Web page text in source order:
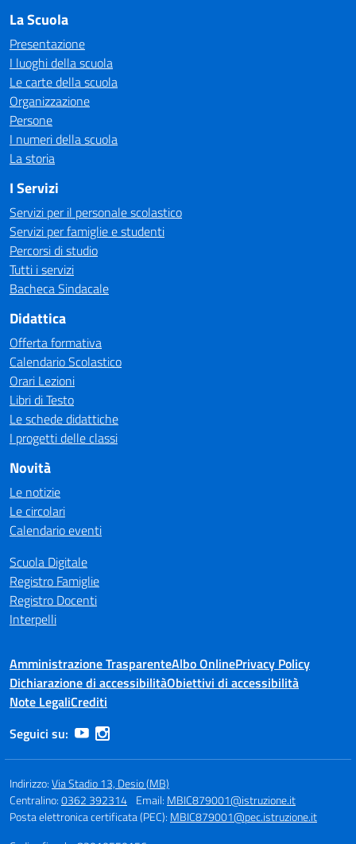
La Scuola
Presentazione
I luoghi della scuola
Le carte della scuola
Organizzazione
Persone
I numeri della scuola
La storia
I Servizi
Servizi per il personale scolastico
Servizi per famiglie e studenti
Percorsi di studio
Tutti i servizi
Bacheca Sindacale
Didattica
Offerta formativa
Calendario Scolastico
Orari Lezioni
Libri di Testo
Le schede didattiche
I progetti delle classi
Novità
Le notizie
Le circolari
Calendario eventi
Scuola Digitale
Registro Famiglie
Registro Docenti
Interpelli
Amministrazione TrasparenteAlbo OnlinePrivacy Policy
Dichiarazione di accessibilitàObiettivi di accessibilità
Note LegaliCrediti
Seguici su:
Indirizzo:Via Stadio 13, Desio (MB)
Centralino:0362 392314 Email: MBIC879001@istruzione.it
Posta elettronica certificata (PEC): MBIC879001@pec.istruzione.it